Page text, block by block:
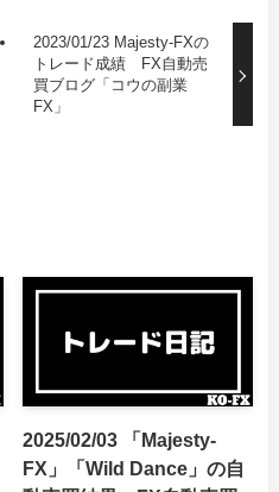
2023/01/23 Majesty-FXの
トレード成績 FX自動売
買ブログ「コウの副業
FX」
2025/02/03 「Majesty-
FX」「Wild Dance」の自